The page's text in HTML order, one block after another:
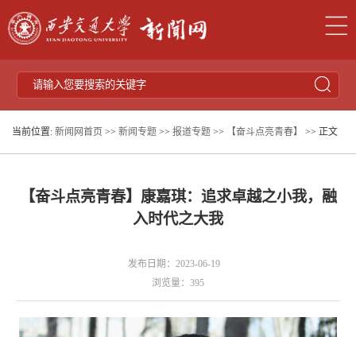
当前位置: 新闻网首页 >> 新闻专题 >> 报道专题 >> 【奋斗点亮青春】 >> 正文
【奋斗点亮青春】康嘉琪：追求卓越之小我，融
入时代之大我
发布日期：2023-06-19
浏览量： 395